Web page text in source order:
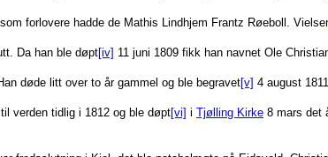
forlovere hadde de Mathis Lindhjem Frantz Røeboll.
Da han ble døpt[iv] 11 juni 1809 fikk han navnet Ole
døde litt over to år gammel og ble begravet[v] 4 august 1811.
verden tidlig i 1812 og ble døpt[vi] i Tjølling Kirke 8 mars det